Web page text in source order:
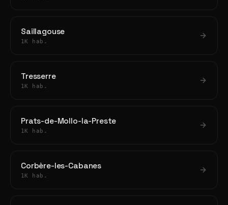
Saillagouse
1K hab.
Tresserre
1K hab.
Prats-de-Mollo-la-Preste
1K hab.
Corbère-les-Cabanes
1K hab.